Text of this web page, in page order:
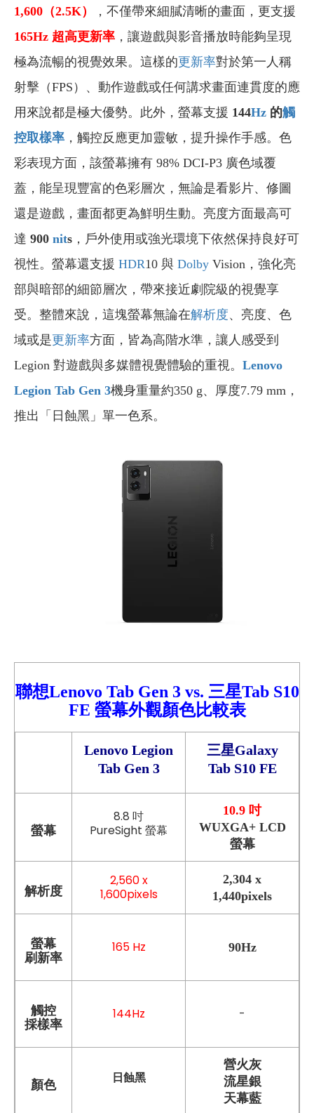
1,600 （2.5K）
，不僅帶來細膩清晰的畫面，更支援
165Hz 超高更新率 ，讓遊戲與影音播放時能夠呈現
極為流暢的視覺效果。這樣的更新率對於第一人稱
射擊（FPS）、動作遊戲或任何講求畫面連貫度的應
用來說都是極大優勢。此外，螢幕支援 144Hz 的觸
控取樣率 ，觸控反應更加靈敏，提升操作手感。色
彩表現方面，該螢幕擁有 98% DCI-P3 廣色域覆
蓋，能呈現豐富的色彩層次，無論是看影片、修圖
還是遊戲，畫面都更為鮮明生動。亮度方面最高可
達 900 nits ，戶外使用或強光環境下依然保持良好可
視性。螢幕還支援 HDR10 與 Dolby Vision，強化亮
部與暗部的細節層次，帶來接近劇院級的視覺享
受。整體來說，這塊螢幕無論在解析度、亮度、色
域或是更新率方面，皆為高階水準，讓人感受到
Legion 對遊戲與多媒體視覺體驗的重視。 Lenovo
Legion Tab Gen 3機身重量約350 g、厚度7.79 mm，
推出「日蝕黑」單一色系。
聯想Lenovo Tab Gen 3vs. 三星Tab S10
FE 螢幕外觀顏色比較表
Lenovo Legion
Tab Gen 3
三星Galaxy
Tab S10 FE
螢幕
8.8 吋
PureSight 螢幕
10.9 吋
WUXGA+ LCD
螢幕
解析度
2,560 x
1,600pixels
2,304 x
1,440pixels
螢幕
刷新率
165 Hz 90Hz
觸控
採樣率
144Hz -
顏色 日蝕黑
營火灰
流星銀
天幕藍